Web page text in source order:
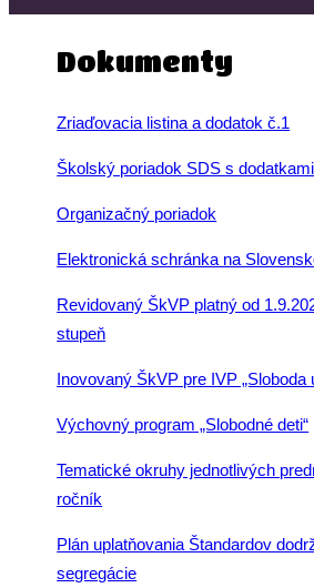
Dokumenty
Zriaďovacia listina a dodatok č.1
Školský poriadok SDS s dodatkami
Organizačný poriadok
Elektronická schránka na
Revidovaný ŠkVP platný od
stupeň
Inovovaný ŠkVP pre IVP „Sloboda
Výchovný program „Slobodné deti“
Tematické okruhy jednotlivých
ročník
Plán uplatňovania Štandardov
segregácie